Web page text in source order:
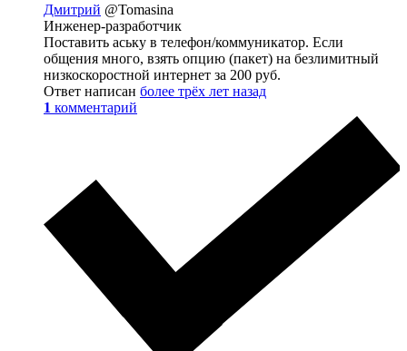
Дмитрий @Tomasina
Инженер-разработчик
Поставить аську в телефон/коммуникатор. Если
общения много, взять опцию (пакет) на безлимитный
низкоскоростной интернет за 200 руб.
Ответ написан более трёх лет назад
1 комментарий